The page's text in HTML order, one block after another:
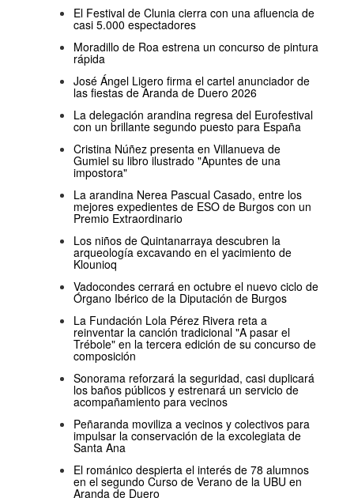
El Festival de Clunia cierra con una afluencia de
casi 5.000 espectadores
Moradillo de Roa estrena un concurso de pintura
rápida
José Ángel Ligero firma el cartel anunciador de
las fiestas de Aranda de Duero 2026
La delegación arandina regresa del Eurofestival
con un brillante segundo puesto para España
Cristina Núñez presenta en Villanueva de
Gumiel su libro ilustrado "Apuntes de una
impostora"
La arandina Nerea Pascual Casado, entre los
mejores expedientes de ESO de Burgos con un
Premio Extraordinario
Los niños de Quintanarraya descubren la
arqueología excavando en el yacimiento de
Klounioq
Vadocondes cerrará en octubre el nuevo ciclo de
Órgano Ibérico de la Diputación de Burgos
La Fundación Lola Pérez Rivera reta a
reinventar la canción tradicional "A pasar el
Trébole" en la tercera edición de su concurso de
composición
Sonorama reforzará la seguridad, casi duplicará
los baños públicos y estrenará un servicio de
acompañamiento para vecinos
Peñaranda moviliza a vecinos y colectivos para
impulsar la conservación de la excolegiata de
Santa Ana
El románico despierta el interés de 78 alumnos
en el segundo Curso de Verano de la UBU en
Aranda de Duero